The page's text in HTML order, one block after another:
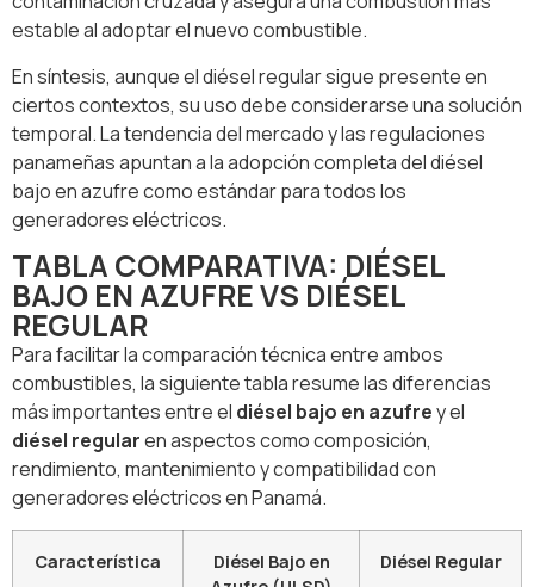
estable al adoptar el nuevo combustible.
En síntesis, aunque el diésel regular sigue presente en
ciertos contextos, su uso debe considerarse una solución
temporal. La tendencia del mercado y las regulaciones
panameñas apuntan a la adopción completa del diésel
bajo en azufre como estándar para todos los
generadores eléctricos.
TABLA COMPARATIVA: DIÉSEL
BAJO EN AZUFRE VS DIÉSEL
REGULAR
Para facilitar la comparación técnica entre ambos
combustibles, la siguiente tabla resume las diferencias
más importantes entre el diésel bajo en azufrey el
diésel regularen aspectos como composición,
rendimiento, mantenimiento y compatibilidad con
generadores eléctricos en Panamá.
Característica
Diésel Bajo en
Diésel Regular